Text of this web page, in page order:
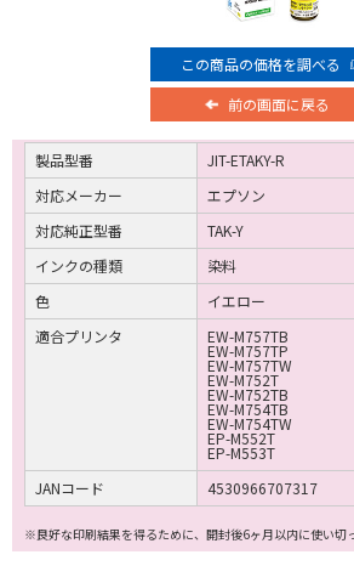
この商品の価格を調べる
前の画面に戻る
製品型番
JIT-ETAKY-R
対応メーカー
エプソン
対応純正型番
TAK-Y
インクの種類
染料
色
イエロー
適合プリンタ
EW-M757TB
EW-M757TP
EW-M757TW
EW-M752T
EW-M752TB
EW-M754TB
EW-M754TW
EP-M552T
EP-M553T
JANコード
4530966707317
※良好な印刷結果を得るために、開封後6ヶ月以内に使い切